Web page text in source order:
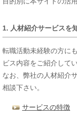
1. 人材紹介サービスを
転職活動未経験の方に
ビス内容をご紹介してい
なお、弊社の人材紹介
相談下さい。
サービスの特徴